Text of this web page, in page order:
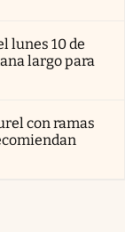
lunes 10 de
largo para
con ramas